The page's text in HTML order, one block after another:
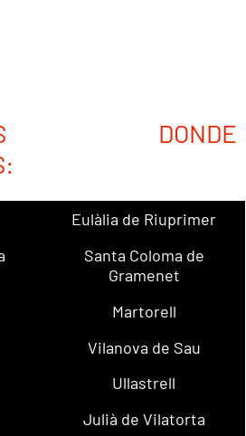
DONDE
Eulàlia de Riuprimer
Santa Coloma de
Gramenet
Martorell
Vilanova de Sau
Ullastrell
Julià de Vilatorta